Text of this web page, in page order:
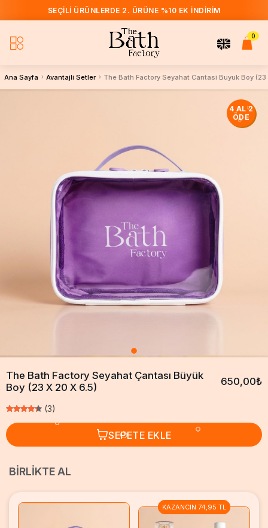
HIZLI TESLIMAT
0
Ana Sayfa Avantajli Setler The Bath Factory Seyahat Cantasi Buyuk Boy
4 AL 2
ÖDE
The Bath Factory Seyahat Çantası Büyük
Boy (23 X 20 X 6.5)
650,00₺
(3)
SEPETE EKLE
BIRLIKTE AL
KAZANCIN 74,95 TL